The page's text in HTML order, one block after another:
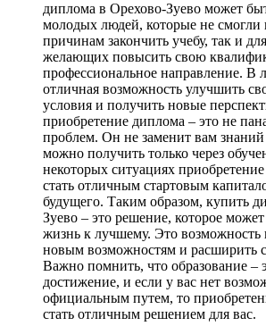
диплома в Орехово-Зуево может
молодых людей, которые не смогли
причинам закончить учебу, так и
желающих повысить свою
профессиональное направление. В
отличная возможность улучшить
условия и получить новые
приобретение диплома – это не
проблем. Он не заменит вам
можно получить только через
некоторых ситуациях
стать отличным стартовым
будущего. Таким образом, купить
Зуево – это решение, которое
жизнь к лучшему. Это возможность
новым возможностям и расширить
Важно помнить, что образование –
достижение, и если у вас нет
официальным путем, то
стать отличным решением для вас.